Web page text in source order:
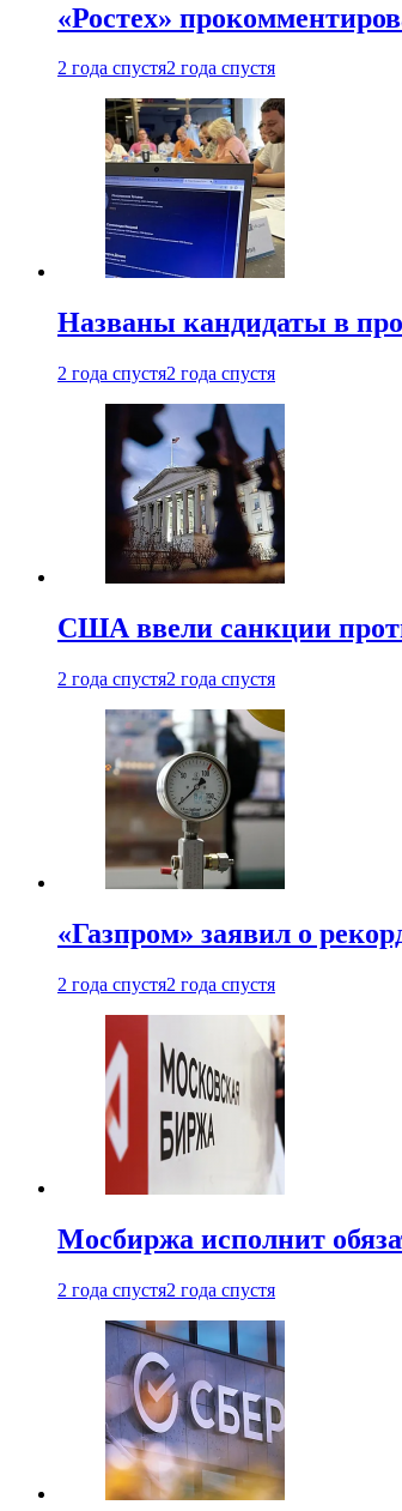
«Ростех»
2 года спустя2 года спустя
Названы кандидаты в
2 года спустя2 года спустя
США ввели санкции
2 года спустя2 года спустя
«Газпром» заявил о
2 года спустя2 года спустя
Мосбиржа исполнит
2 года спустя2 года спустя